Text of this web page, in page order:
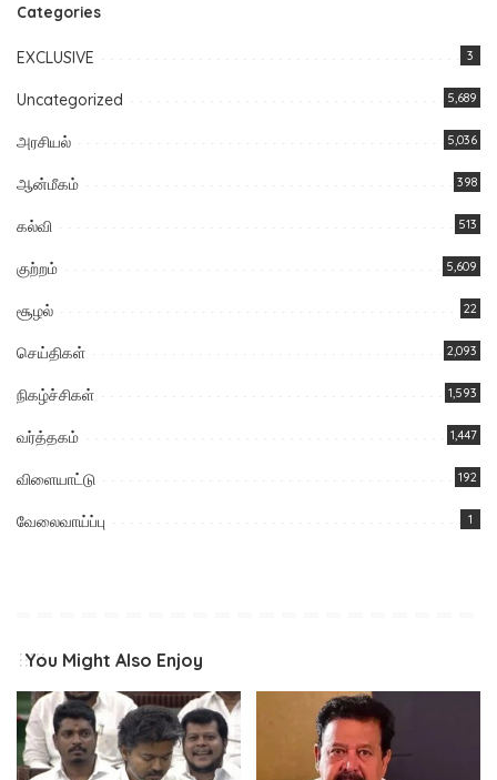
Categories
EXCLUSIVE 3
Uncategorized 5,689
அரசியல் 5,036
ஆன்மீகம் 398
கல்வி 513
குற்றம் 5,609
சூழல் 22
செய்திகள் 2,093
நிகழ்ச்சிகள் 1,593
வர்த்தகம் 1,447
விளையாட்டு 192
வேலைவாய்ப்பு 1
You Might Also Enjoy